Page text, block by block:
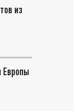
из
Европы